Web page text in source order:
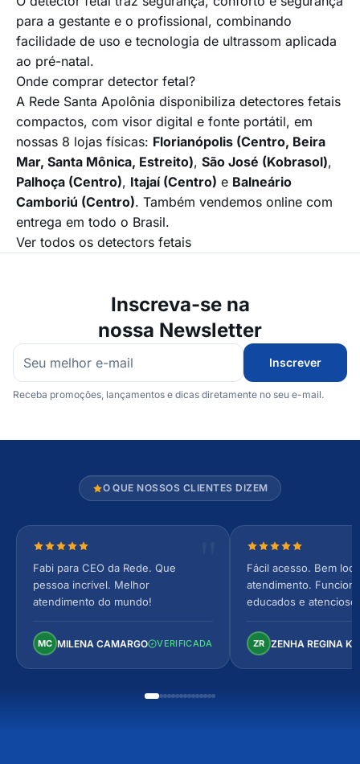
para a gestante e o profissional, combinando
facilidade de uso e tecnologia de ultrassom aplicada
ao pré-natal.
Onde comprar detector fetal?
A Rede Santa Apolônia disponibiliza detectores fetais
compactos, com visor digital e fonte portátil, em
nossas 8 lojas físicas: Florianópolis (Centro, Beira
Mar, Santa Mônica, Estreito), São José (Kobrasol),
Palhoça (Centro), Itajaí (Centro) e Balneário
Camboriú (Centro). Também vendemos online com
entrega em todo o Brasil.
Ver todos os detectors fetais
Inscreva-se na
nossa Newsletter
Inscrever
Receba promoções, lançamentos e dicas diretamente no seu e-mail.
O QUE NOSSOS CLIENTES DIZEM
Nota 5 de 5 estrelas
Fabi para CEO da Rede. Que
pessoa incrível. Melhor
atendimento do mundo!
MC MILENA CAMARGO VERIFICADA
Nota 5 de 5
Fácil acesso. Bem
atendimento.
educados e
Perfeito!
ZR ZENHA REGINA